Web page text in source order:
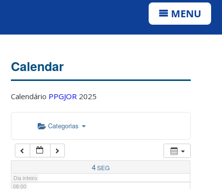
MENU
Calendar
Calendário PPGJOR 2025
Categorias
4SEG
Dia inteiro
04:00
05:00
07:00
08:00